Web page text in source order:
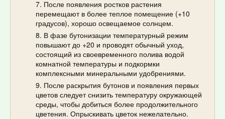
После появления ростков растения
перемещают в более теплое помещение (+10
градусов), хорошо освещаемое солнцем.
В фазе бутонизации температурный режим
повышают до +20 и проводят обычный уход,
состоящий из своевременного полива водой
комнатной температуры и подкормки
комплексными минеральными удобрениями.
После раскрытия бутонов и появления первых
цветов следует снизить температуру окружающей
среды, чтобы добиться более продолжительного
цветения. Опрыскивать цветок нежелательно.